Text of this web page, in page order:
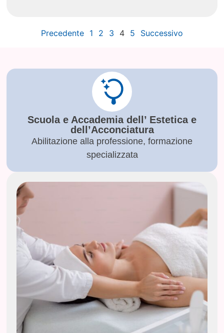
Precedente 1 2 3 4 5 Successivo
Scuola e Accademia dell’ Estetica e
dell’Acconciatura
Abilitazione alla professione, formazione
specializzata